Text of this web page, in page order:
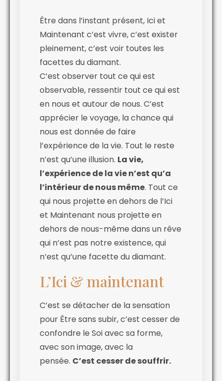
Être dans l’instant présent, Ici et
Maintenant c’est vivre, c’est exister
pleinement, c’est voir toutes les
facettes du diamant.
C’est observer tout ce qui est
observable, ressentir tout ce qui est
en nous et autour de nous. C’est
apprécier le voyage, la chance qui
nous est donnée de faire
l’expérience de la vie. Tout le reste
n’est qu’une illusion. La vie,
l’expérience de la vie n’est qu’a
l’intérieur de nous même. Tout ce
qui nous projette en dehors de l’Ici
et Maintenant nous projette en
dehors de nous-même dans un rêve
qui n’est pas notre existence, qui
n’est qu’une facette du diamant.
L’Ici & maintenant
C’est se détacher de la sensation
pour Être sans subir, c’est cesser de
confondre le Soi avec sa forme,
avec son image, avec la
pensée. C’est cesser de souffrir.